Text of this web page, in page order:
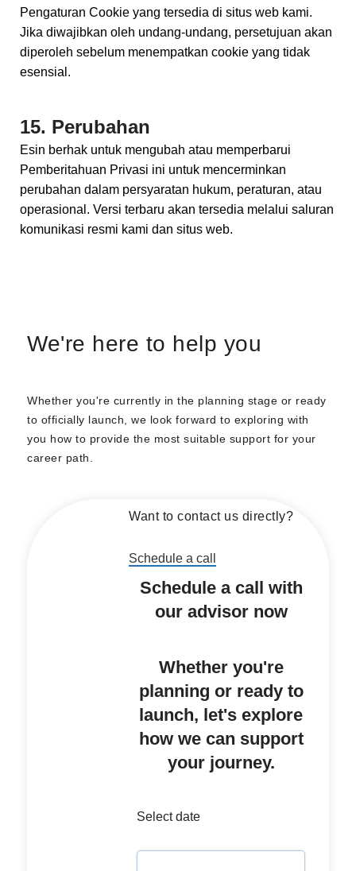
Pengaturan Cookie yang tersedia di situs web kami.
Jika diwajibkan oleh undang-undang, persetujuan akan
diperoleh sebelum menempatkan cookie yang tidak
esensial.
15. Perubahan
Esin berhak untuk mengubah atau memperbarui
Pemberitahuan Privasi ini untuk mencerminkan
perubahan dalam persyaratan hukum, peraturan, atau
operasional. Versi terbaru akan tersedia melalui saluran
komunikasi resmi kami dan situs web.
We're here to help you
Whether you're currently in the planning stage or ready
to officially launch, we look forward to exploring with
you how to provide the most suitable support for your
career path.
Want to contact us directly?
Schedule a call
Schedule a call with
our advisor now
Whether you're
planning or ready to
launch, let's explore
how we can support
your journey.
Select date